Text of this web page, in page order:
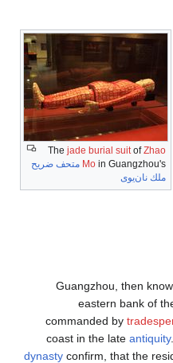
Thejade burial suit
Moin
متحف ضريح
Guangzhou,
eastern
commanded by
coast in the late
dynasty confirm,